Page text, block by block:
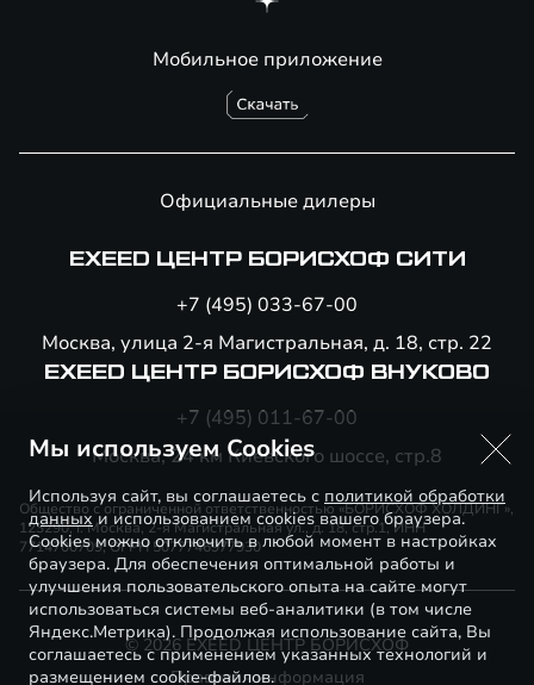
Мобильное приложение
Официальные дилеры
EXEED ЦЕНТР БОРИСХОФ СИТИ
+7 (495) 033-67-00
Москва, улица 2-я Магистральная, д. 18, стр. 22
EXEED ЦЕНТР БОРИСХОФ ВНУКОВО
+7 (495) 011-67-00
Москва, 24 км Киевского шоссе, стр.8
Общество с ограниченной ответственностью «БОРИСХОФ ХОЛДИНГ»,
123290, г. Москва, 2-я Магистральная ул., д. 18, стр.1, ИНН
7714700709, ОГРН 5077746977930
© 2026 EXEED ЦЕНТР БОРИСХОФ
Правовая информация
Мы используем Cookies
Используя сайт, вы соглашаетесь с политикой обработки
данныхи использованием cookies вашего браузера.
Cookies можно отключить в любой момент в настройках
браузера. Для обеспечения оптимальной работы и
улучшения пользовательского опыта на сайте могут
использоваться системы веб-аналитики (в том числе
Яндекс.Метрика). Продолжая использование сайта, Вы
соглашаетесь с применением указанных технологий и
размещением cookie-файлов.